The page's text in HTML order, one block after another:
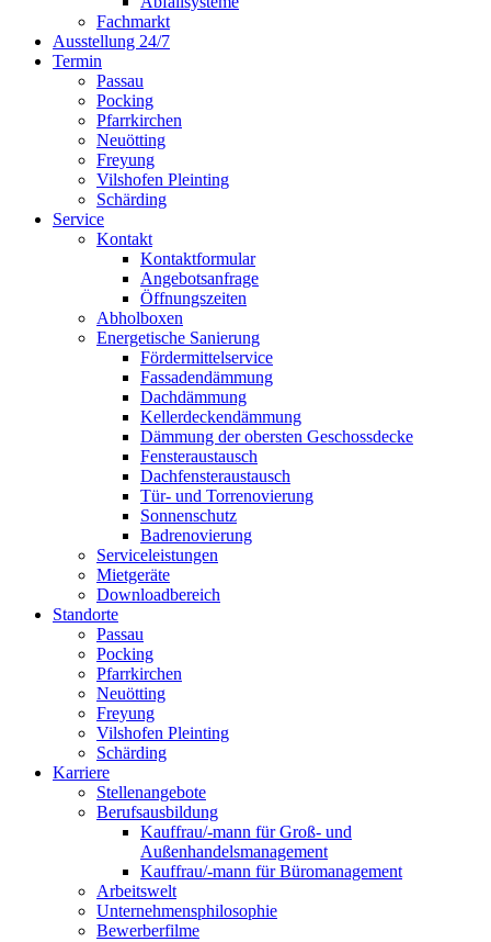
Fachmarkt
Ausstellung 24/7
Termin
Passau
Pocking
Pfarrkirchen
Neuötting
Freyung
Vilshofen Pleinting
Schärding
Service
Kontakt
Kontaktformular
Angebotsanfrage
Öffnungszeiten
Abholboxen
Energetische Sanierung
Fördermittelservice
Fassadendämmung
Dachdämmung
Kellerdeckendämmung
Dämmung der obersten Geschossdecke
Fensteraustausch
Dachfensteraustausch
Tür- und Torrenovierung
Sonnenschutz
Badrenovierung
Serviceleistungen
Mietgeräte
Downloadbereich
Standorte
Passau
Pocking
Pfarrkirchen
Neuötting
Freyung
Vilshofen Pleinting
Schärding
Karriere
Stellenangebote
Berufsausbildung
Kauffrau/-mann für Groß- und
Außenhandelsmanagement
Kauffrau/-mann für Büromanagement
Arbeitswelt
Unternehmensphilosophie
Bewerberfilme